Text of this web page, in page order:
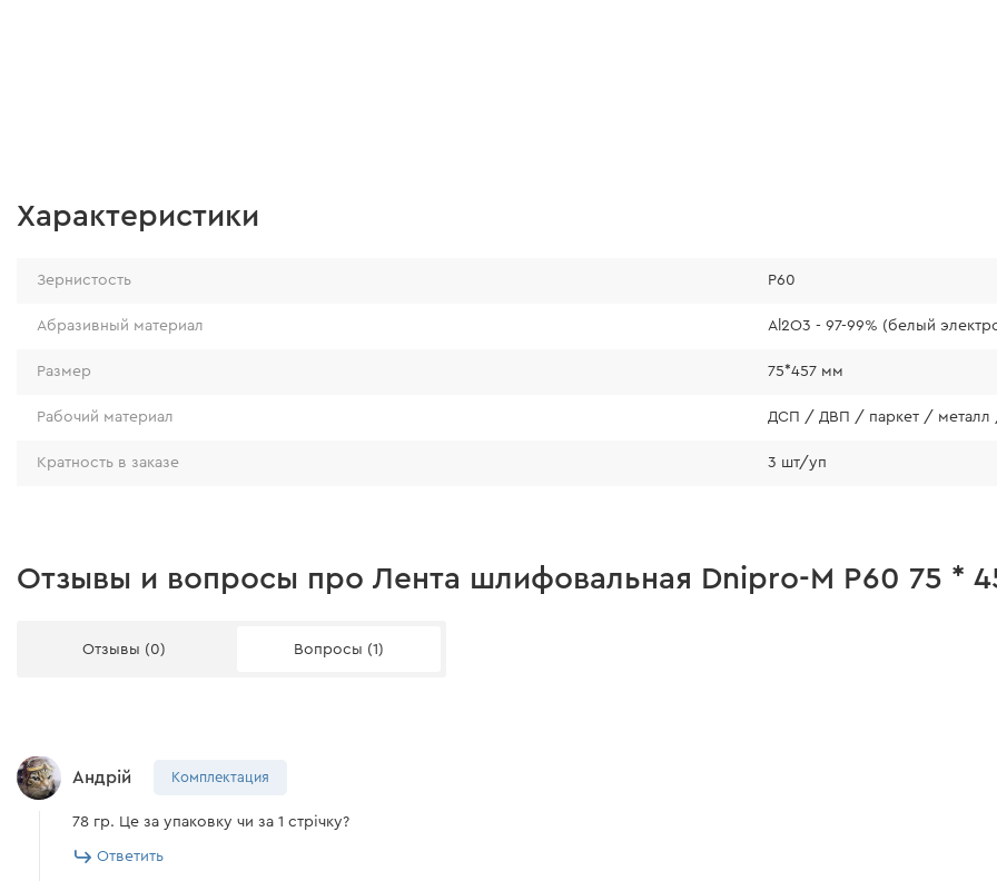
Характеристики
Зернистость Р60
Абразивный материал Al2O3 - 97-99% (белый
Размер 75*457 мм
Рабочий материал ДСП / ДВП / паркет / металл
Кратность в заказе 3 шт/уп
Отзывы и вопросы про Лента шлифовальная Dnipro-M Р60 75 *
Отзывы (0) Вопросы (1)
Андрій Комплектация
78 гр. Це за упаковку чи за 1 стрічку?
Ответить